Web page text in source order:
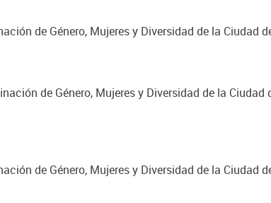
de Género, Mujeres y Diversidad de la Ciudad
de Género, Mujeres y Diversidad de la Ciudad
de Género, Mujeres y Diversidad de la Ciudad